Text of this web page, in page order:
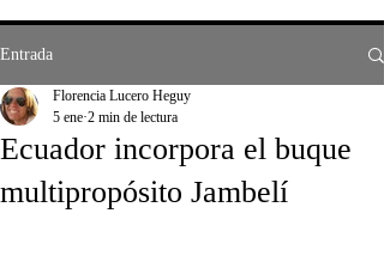
Entrada
Ecuador incorpora el buque
multipropósito Jambelí
Florencia Lucero Heguy
5 ene 2 min de lectura